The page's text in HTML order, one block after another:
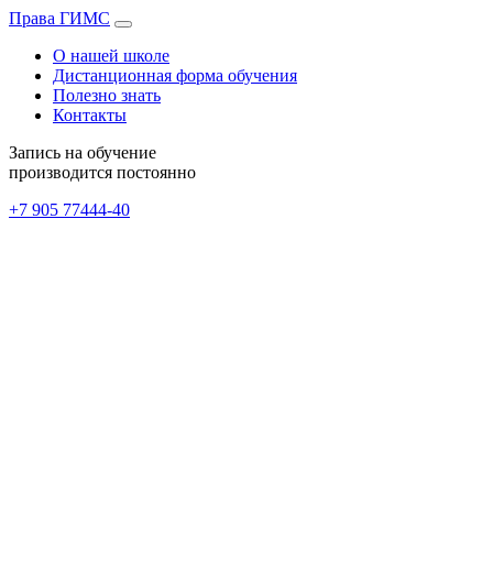
Права ГИМС
О нашей школе
Дистанционная форма обучения
Полезно знать
Контакты
Запись на обучение
производится постоянно
+7 905 77444-40